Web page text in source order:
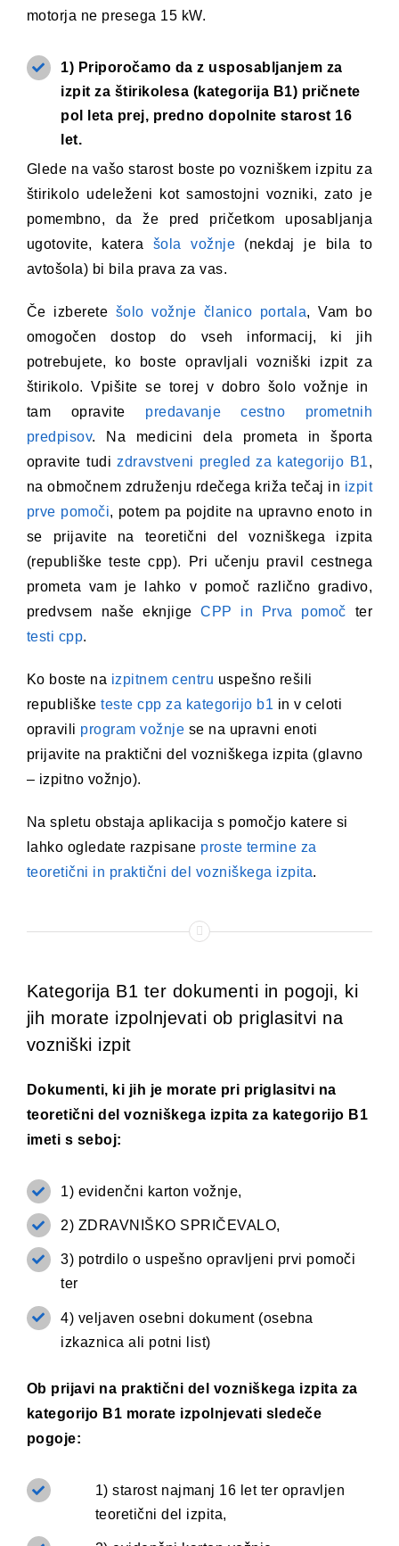
motorja ne presega 15 kW.
1) Priporočamo da z usposabljanjem za
izpit za štirikolesa (kategorija B1) pričnete
pol leta prej, predno dopolnite starost 16
let.
Glede na vašo starost boste po vozniškem izpitu za
štirikolo udeleženi kot samostojni vozniki, zato je
pomembno, da že pred pričetkom uposabljanja
ugotovite, katera šola vožnje (nekdaj je bila to
avtošola) bi bila prava za vas.
Če izberete šolo vožnje članico portala, Vam bo
omogočen dostop do vseh informacij, ki jih
potrebujete, ko boste opravljali vozniški izpit za
štirikolo. Vpišite se torej v dobro šolo vožnje in
tam opravite predavanje cestno prometnih
predpisov. Na medicini dela prometa in športa
opravite tudizdravstveni pregled za kategorijo B1,
na območnem združenju rdečega križa tečaj in izpit
prve pomoči, potem pa pojdite na upravno enoto in
se prijavite na teoretični del vozniškega izpita
(republiške teste cpp). Pri učenju pravil cestnega
prometa vam je lahko v pomoč različno gradivo,
predvsem naše eknjigeCPP in Prva pomoč ter
testi cpp.
Ko boste na izpitnem centru uspešno rešili
republišketeste cpp za kategorijo b1 in v celoti
opravili program vožnje se na upravni enoti
prijavite na praktični del vozniškega izpita (glavno
– izpitno vožnjo).
Na spletu obstaja aplikacija s pomočjo katere si
lahko ogledate razpisane proste termine za
teoretični in praktični del vozniškega izpita.
Kategorija B1 ter dokumenti in pogoji, ki
jih morate izpolnjevati ob priglasitvi na
vozniški izpit
Dokumenti, ki jih je morate pri priglasitvi na
teoretični del vozniškega izpita za kategorijo B1
imeti s seboj:
1) evidenčni karton vožnje,
2) ZDRAVNIŠKO SPRIČEVALO,
3) potrdilo o uspešno opravljeni prvi pomoči
ter
4) veljaven osebni dokument (osebna
izkaznica ali potni list)
Ob prijavi na praktični del vozniškega izpita za
kategorijo B1 morate izpolnjevati sledeče
pogoje:
1) starost najmanj 16 let ter opravljen
teoretični del izpita,